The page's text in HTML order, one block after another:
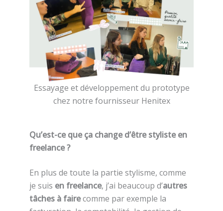
Essayage et développement du prototype
chez notre fournisseur Henitex
Qu’est-ce que ça change d’être styliste en
freelance ?
En plus de toute la partie stylisme, comme
je suis en freelance, j’ai beaucoup d’autres
tâches à fairecomme par exemple la